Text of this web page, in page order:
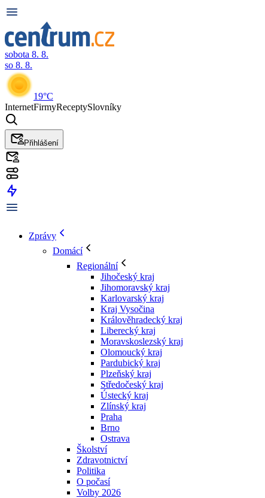
sobota 8. 8.
so 8. 8.
19°C
InternetFirmyReceptySlovníky
Přihlášení
Zprávy
Domácí
Regionální
Jihočeský kraj
Jihomoravský kraj
Karlovarský kraj
Kraj Vysočina
Králověhradecký kraj
Liberecký kraj
Moravskoslezský kraj
Olomoucký kraj
Pardubický kraj
Plzeňský kraj
Středočeský kraj
Ústecký kraj
Zlínský kraj
Praha
Brno
Ostrava
Školství
Zdravotnictví
Politika
O počasí
Volby 2026